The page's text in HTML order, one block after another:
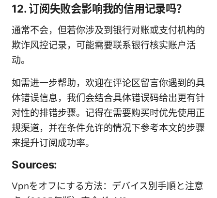
12. 订阅失败会影响我的信用记录吗？
通常不会，但若你涉及到银行对账或支付机构的
欺诈风控记录，可能需要联系银行核实账户活
动。
如需进一步帮助，欢迎在评论区留言你遇到的具
体错误信息，我们会结合具体错误码给出更有针
对性的排错步骤。记得在需要购买时优先使用正
规渠道，并在条件允许的情况下参考本文的步骤
来提升订阅成功率。
Sources:
Vpnをオフにする方法：デバイス別手順と注意